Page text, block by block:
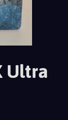
Ultra